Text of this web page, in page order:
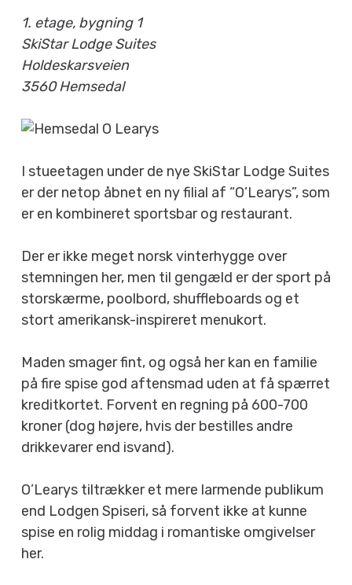
1. etage, bygning 1
SkiStar Lodge Suites
Holdeskarsveien
3560 Hemsedal
I stueetagen under de nye SkiStar Lodge Suites
er der netop åbnet en ny filial af “O’Learys”, som
er en kombineret sportsbar og restaurant.
Der er ikke meget norsk vinterhygge over
stemningen her, men til gengæld er der sport på
storskærme, poolbord, shuffleboards og et
stort amerikansk-inspireret menukort.
Maden smager fint, og også her kan en familie
på fire spise god aftensmad uden at få spærret
kreditkortet. Forvent en regning på 600-700
kroner (dog højere, hvis der bestilles andre
drikkevarer end isvand).
O’Learys tiltrækker et mere larmende publikum
end Lodgen Spiseri, så forvent ikke at kunne
spise en rolig middag i romantiske omgivelser
her.